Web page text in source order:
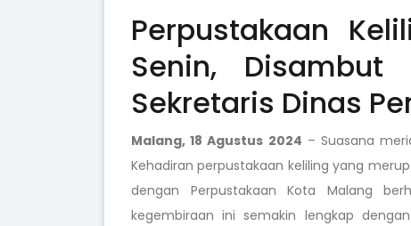
Perpustakaan
Senin,
Sekretaris Dinas
Malang, 18 Agustus 2024 – Suasana
Kehadiran perpustakaan keliling yang
dengan Perpustakaan Kota Malang
kegembiraan ini semakin lengkap